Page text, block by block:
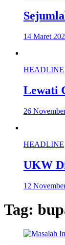
14 Maret
HEADLINE
Lewati
26
HEADLINE
UKW
12
Tag: